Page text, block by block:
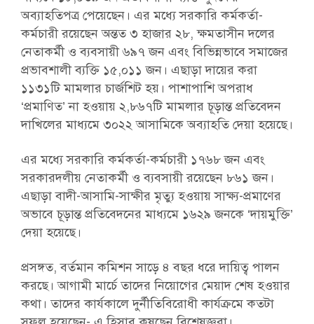
অব্যাহতিপত্র পেয়েছেন। এর মধ্যে সরকারি কর্মকর্তা-
কর্মচারী রয়েছেন অন্তত ৩ হাজার ২৮, ক্ষমতাসীন দলের
নেতাকর্মী ও ব্যবসায়ী ৬৯৭ জন এবং বিভিন্নভাবে সমাজের
প্রভাবশালী ব্যক্তি ১৫,০১১ জন। এছাড়া দায়ের করা
১১৩১টি মামলার চার্জশিট হয়। পাশাপাশি অপরাধ
‘প্রমাণিত’ না হওয়ায় ২,৮৬৭টি মামলার চূড়ান্ত প্রতিবেদন
দাখিলের মাধ্যমে ৩০২২ আসামিকে অব্যাহতি দেয়া হয়েছে।
এর মধ্যে সরকারি কর্মকর্তা-কর্মচারী ১৭৬৮ জন এবং
সরকারদলীয় নেতাকর্মী ও ব্যবসায়ী রয়েছেন ৮৬১ জন।
এছাড়া বাদী-আসামি-সাক্ষীর মৃত্যু হওয়ায় সাক্ষ্য-প্রমাণের
অভাবে চূড়ান্ত প্রতিবেদনের মাধ্যমে ১৬২৯ জনকে ‘দায়মুক্তি’
দেয়া হয়েছে।
প্রসঙ্গত, বর্তমান কমিশন সাড়ে ৪ বছর ধরে দায়িত্ব পালন
করছে। আগামী মার্চে তাদের নিয়োগের মেয়াদ শেষ হওয়ার
কথা। তাদের কার্যকালে দুর্নীতিবিরোধী কার্যক্রমে কতটা